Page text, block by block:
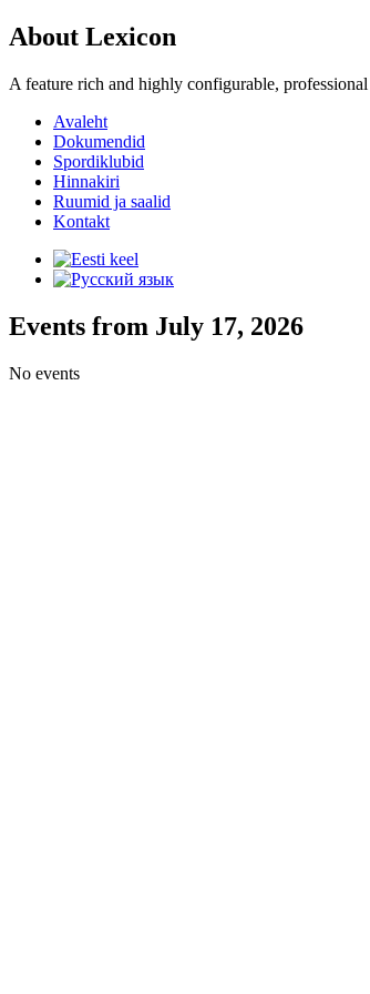
About Lexicon
A feature rich and highly configurable, professional
Avaleht
Dokumendid
Spordiklubid
Hinnakiri
Ruumid ja saalid
Kontakt
Events from July 17, 2026
No events